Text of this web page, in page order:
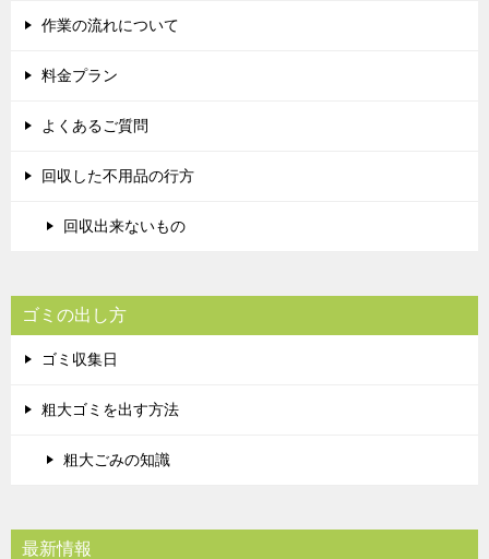
作業の流れについて
料金プラン
よくあるご質問
回収した不用品の行方
回収出来ないもの
ゴミの出し方
ゴミ収集日
粗大ゴミを出す方法
粗大ごみの知識
最新情報